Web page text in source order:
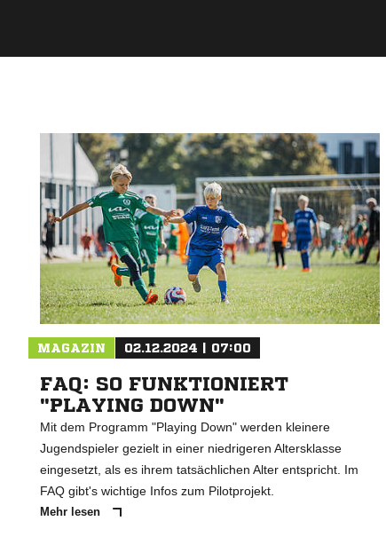
MAGAZIN 02.12.2024 | 07:00
FAQ: SO FUNKTIONIERT
"PLAYING DOWN"
Mit dem Programm "Playing Down" werden kleinere
Jugendspieler gezielt in einer niedrigeren Altersklasse
eingesetzt, als es ihrem tatsächlichen Alter entspricht. Im
FAQ gibt's wichtige Infos zum Pilotprojekt.
Mehr lesen